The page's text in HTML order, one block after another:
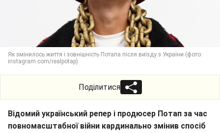
Як змінилось життя і зовнішність Потапа після виїзду з України (фото:
instagram.com/realpotap)
Поділитися
Відомий український репер і продюсер Потап за час
повномасштабної війни кардинально змінив спосіб